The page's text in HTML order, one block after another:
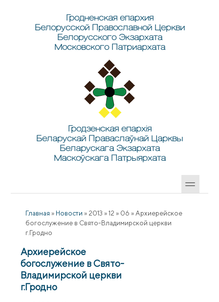
Гродненская епархия
Белорусской Православной Церкви
Белорусского Экзархата
Московского Патриархата
Гродзенская епархія
Беларускай Праваслаўнай Царквы
Беларускага Экзархата
Маскоўскага Патрыярхата
Главная » Новости » 2013 » 12 » 06 » Архиерейское
богослужение в Свято-Владимирской церкви
г.Гродно
Архиерейское
богослужение в Свято-
Владимирской церкви
г.Гродно